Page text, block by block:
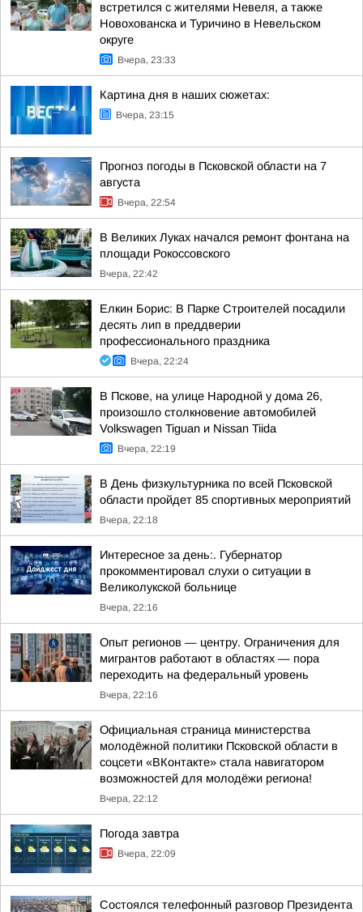
встретился с жителями Невеля, а также
Новохованска и Туричино в Невельском
округе
Вчера, 23:33
Картина дня в наших сюжетах:
Вчера, 23:15
Прогноз погоды в Псковской области на 7
августа
Вчера, 22:54
В Великих Луках начался ремонт фонтана на
площади Рокоссовского
Вчера, 22:42
Елкин Борис: В Парке Строителей посадили
десять лип в преддверии
профессионального праздника
Вчера, 22:24
В Пскове, на улице Народной у дома 26,
произошло столкновение автомобилей
Volkswagen Tiguan и Nissan Tiida
Вчера, 22:19
В День физкультурника по всей Псковской
области пройдет 85 спортивных мероприятий
Вчера, 22:18
Интересное за день:. Губернатор
прокомментировал слухи о ситуации в
Великолукской больнице
Вчера, 22:16
Опыт регионов — центру. Ограничения для
мигрантов работают в областях — пора
переходить на федеральный уровень
Вчера, 22:16
Официальная страница министерства
молодёжной политики Псковской области в
соцсети «ВКонтакте» стала навигатором
возможностей для молодёжи региона!
Вчера, 22:12
Погода завтра
Вчера, 22:09
Состоялся телефонный разговор Президента